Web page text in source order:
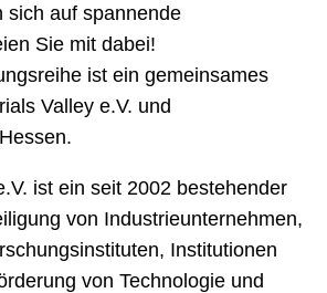
sich auf spannende
Sie mit dabei!
ist ein gemeinsames
Valley e.V. und
ist ein seit 2002 bestehender
von Industrieunternehmen,
Institutionen
von Technologie und